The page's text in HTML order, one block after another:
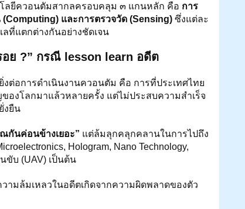
ลยีควอนตัมสากลครอบคลุม ๓ แกนหลัก คือ การ
และการตรวจวัด (Sensing) ซึ่งแต่ละ
ที่แตกต่างกันอย่างชัดเจน
ย ?” กรณี lesson learn อดีต
อการดำเนินงานควอนตัม คือ การที่ประเทศไทย
งโลกมาแล้วหลายครั้ง แต่ไม่ประสบความสำเร็จ
งยืน
กันค่อนข้างเยอะ” แต่ล้มลุกคลุกคลานในการไปถึง
Hologram, Nano Technology,
ขับ (UAV) เป็นต้น
ามล้มเหลวในอดีตเกิดจากความผิดพลาดของตัว